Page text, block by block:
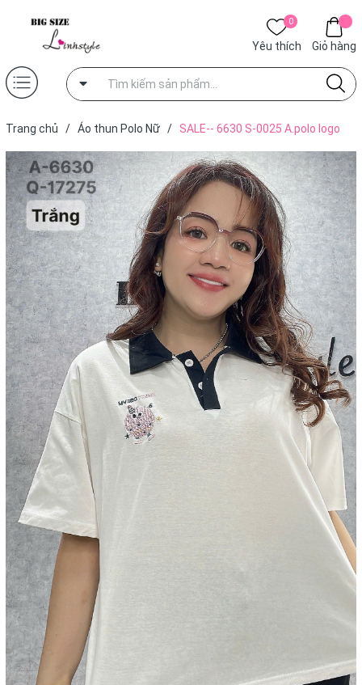
0
Yêu thích Giỏ hàng
Trang chủ / Áo thun Polo Nữ /
SALE-- 6630 S-0025 A.polo logo